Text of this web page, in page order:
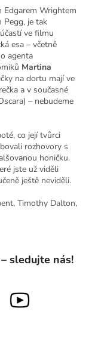
Edgarem Wrightem
Pegg, je tak
ve filmu
esa – včetně
agenta
Martina
na dortu mají ve
a v současné
– nebudeme
co její tvůrci
rozhovory s
honičku.
jste už viděli
ještě neviděli.
Timothy Dalton,
sledujte nás!